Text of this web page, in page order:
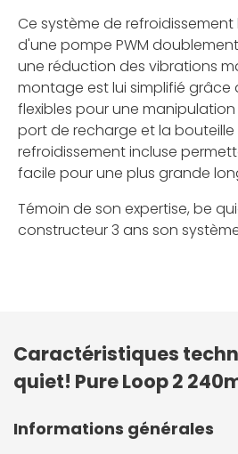
Ce système de
d'une pompe PWM
une réduction des vibrations
montage est lui simplifié grâce
flexibles pour une manipulation
port de recharge et la
refroidissement incluse
facile pour une plus grande
Témoin de son expertise, be
constructeur 3 ans son
Caractéristiques
quiet! Pure Loop 2
Informations générales